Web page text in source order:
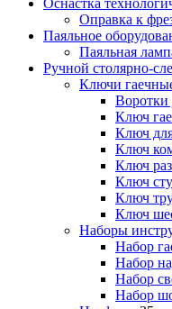
Оснастка
Оправка к
Паяльное
Паяльная
Ручной столярно-
Ключи
Воротки
Ключ
Ключ
Ключ
Ключ
Ключ
Ключ
Ключ
Наборы
Набор
Набор
Набор
Набор